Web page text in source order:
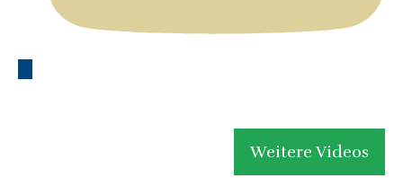
Weitere Videos